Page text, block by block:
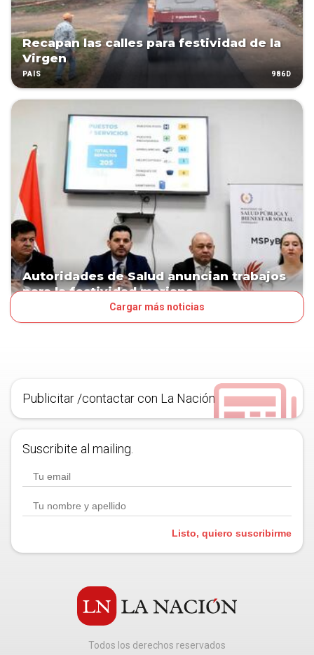
Recapan las calles para festividad de la
Virgen
PAÍS 986D
Autoridades de Salud anuncian trabajos
para la festividad mariana
Cargar más noticias
Publicitar /contactar con La Nación
Suscribite al mailing.
Listo, quiero suscribirme
Todos los derechos reservados